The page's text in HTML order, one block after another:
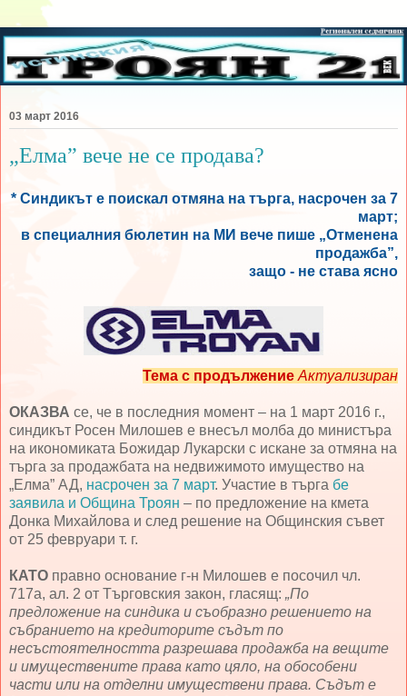
03 март 2016
„Елма” вече не се продава?
* Синдикът е поискал отмяна на търга, насрочен за 7
март;
в специалния бюлетин на МИ вече пише „Отменена
продажба”,
защо - не става ясно
Тема с продължение Актуализиран
ОКАЗВА се, че в последния момент – на 1 март 2016 г.,
синдикът Росен Милошев е внесъл молба до министъра
на икономиката Божидар Лукарски с искане за отмяна на
търга за продажбата на недвижимото имущество на
„Елма” АД, насрочен за 7 март. Участие в търга бе
заявила и Община Троян – по предложение на кмета
Донка Михайлова и след решение на Общинския съвет
от 25 февруари т. г.
КАТО правно основание г-н Милошев е посочил чл.
717а, ал. 2 от Търговския закон, гласящ: „По
предложение на синдика и съобразно решението на
събранието на кредиторите съдът по
несъстоятелността разрешава продажба на вещите
и имуществените права като цяло, на обособени
части или на отделни имуществени права. Съдът е